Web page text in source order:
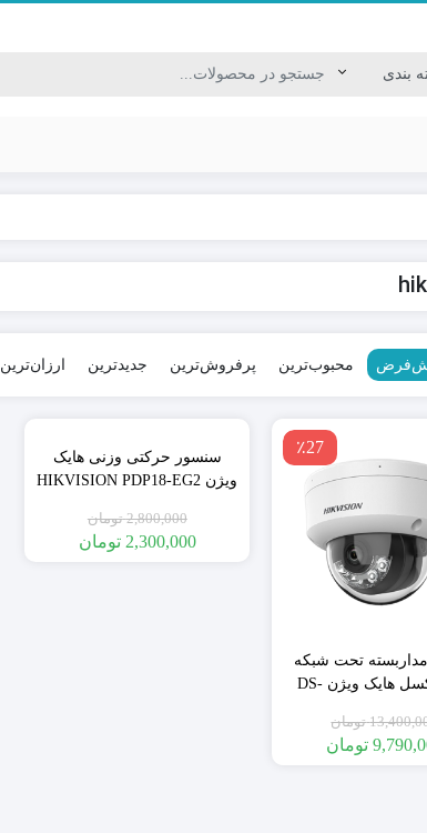
محبوب‌ترین پرفروش‌ترین جدیدترین ارزان‌ترین
٪27
تحت شبکه
4مگاپیکسل هایک ویژن DS-
آونگ
تومان
تومان
٪18
سنسور حرکتی وزنی هایک
ویژن HIKVISION PDP18-EG2
همراه پایه 360
2,800,000 تومان
2,300,000 تومان